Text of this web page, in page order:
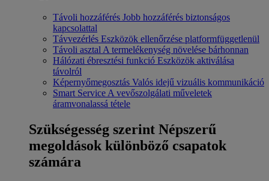
Távoli hozzáférés Jobb hozzáférés biztonságos
kapcsolattal
Távvezérlés Eszközök ellenőrzése platformfüggetlenül
Távoli asztal A termelékenység növelése bárhonnan
Hálózati ébresztési funkció Eszközök aktiválása
távolról
Képernyőmegosztás Valós idejű vizuális kommunikáció
Smart Service A vevőszolgálati műveletek
áramvonalassá tétele
Szükségesség szerint Népszerű
megoldások különböző csapatok
számára